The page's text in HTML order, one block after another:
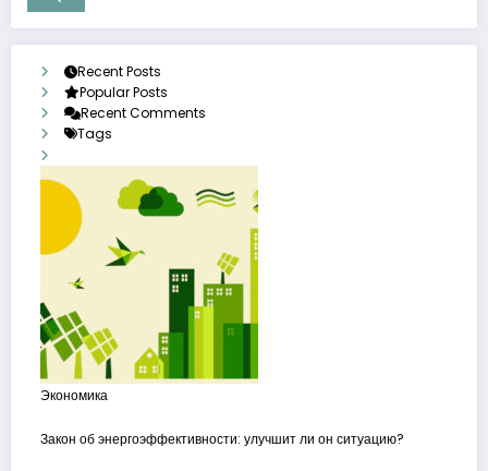
Recent Posts
Popular Posts
Recent Comments
Tags
Экономика
Закон об энергоэффективности: улучшит ли он ситуацию?